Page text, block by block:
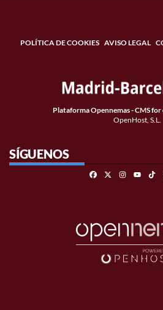
POLÍTICA DE COOKIES AVISO LEGAL
Plataforma Opennemas - CMS
OpenHost, S.L.
SÍGUENOS
FacebookInstagram